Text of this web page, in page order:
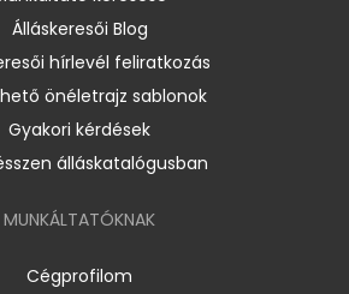
Álláskeresői Blog
hírlevél feliratkozás
önéletrajz sablonok
Gyakori kérdések
álláskatalógusban
MUNKÁLTATÓKNAK
Cégprofilom